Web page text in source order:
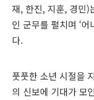
재, 한진, 지훈, 경민)
인 군무를 펼치며 ‘
다.
풋풋한 소년 시절을
의 신보에 기대가 모